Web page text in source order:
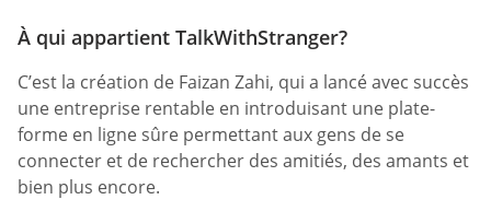
À qui appartient TalkWithStranger?
C’est la création de Faizan Zahi, qui a lancé avec succès
une entreprise rentable en introduisant une plate-
forme en ligne sûre permettant aux gens de se
connecter et de rechercher des amitiés, des amants et
bien plus encore.